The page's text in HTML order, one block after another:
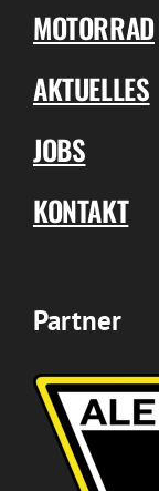
MOTORRAD
AKTUELLES
JOBS
KONTAKT
Partner